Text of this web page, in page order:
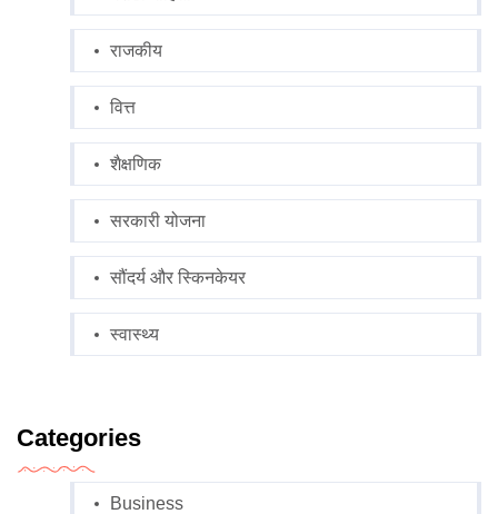
राजकीय
वित्त
शैक्षणिक
सरकारी योजना
सौंदर्य और स्किनकेयर
स्वास्थ्य
Categories
Business